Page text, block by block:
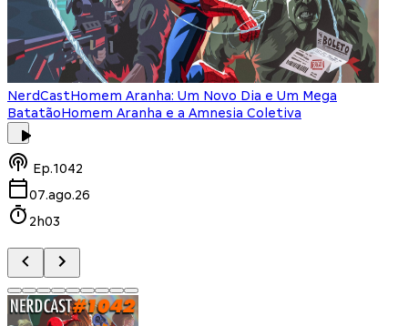
NerdCastHomem Aranha: Um Novo Dia e Um Mega
BatatãoHomem Aranha e a Amnesia Coletiva
Ep.1042
07.ago.26
2h03